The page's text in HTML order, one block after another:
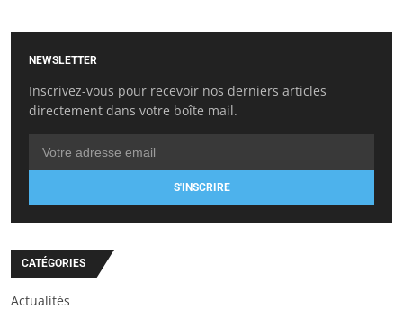
NEWSLETTER
Inscrivez-vous pour recevoir nos derniers articles
directement dans votre boîte mail.
S'INSCRIRE
CATÉGORIES
Actualités